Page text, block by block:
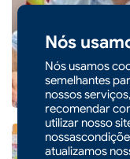
Nós
Nós usamos
semelhantes
nossos
recomendar
utilizar nosso
atualizamos